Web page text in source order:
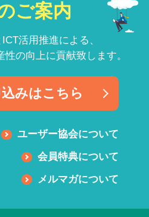
ご案内
活用推進による、
の向上に貢献致します。
みはこちら
ユーザー協会について
会員特典について
メルマガについて